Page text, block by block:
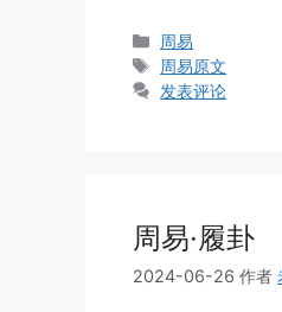
分
类
周易
标
签
周易原文
发表评论
周易·履卦
2024-06-26 作者